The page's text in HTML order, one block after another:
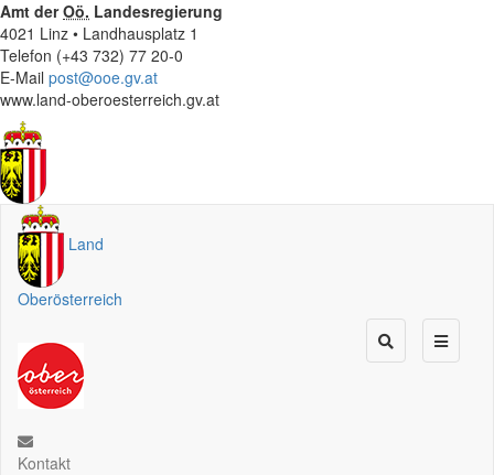
Amt derOö. Landesregierung
4021 Linz • Landhausplatz 1
Telefon (+43 732) 77 20-0
E-Mail post@ooe.gv.at
www.land-oberoesterreich.gv.at
Land
Oberösterreich
Kontakt